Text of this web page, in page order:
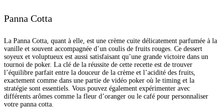
Panna Cotta
La Panna Cotta, quant à elle, est une crème cuite délicatement parfumée à la
vanille et souvent accompagnée d’un coulis de fruits rouges. Ce dessert
soyeux et voluptueux est aussi satisfaisant qu’une grande victoire dans un
tournoi de poker. La clé de la réussite de cette recette est de trouver
l’équilibre parfait entre la douceur de la crème et l’acidité des fruits,
exactement comme dans une partie de vidéo poker où le timing et la
stratégie sont essentiels. Vous pouvez également expérimenter avec
différents arômes comme la fleur d’oranger ou le café pour personnaliser
votre panna cotta.